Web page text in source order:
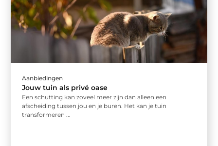
Aanbiedingen
Jouw tuin als privé oase
Een schutting kan zoveel meer zijn dan alleen een
afscheiding tussen jou en je buren. Het kan je tuin
transformeren ...